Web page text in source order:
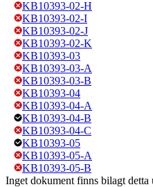
KB10393-02-H
KB10393-02-I
KB10393-02-J
KB10393-02-K
KB10393-03
KB10393-03-A
KB10393-03-B
KB10393-04
KB10393-04-A
KB10393-04-B
KB10393-04-C
KB10393-05
KB10393-05-A
KB10393-05-B
Inget dokument finns bilagt detta